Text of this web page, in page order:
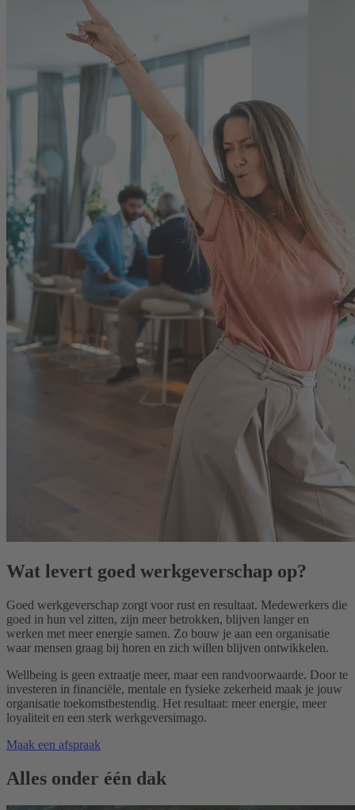
Wat levert goed werkgeverschap op?
Goed werkgeverschap zorgt voor rust en resultaat. Medewerkers die
goed in hun vel zitten, zijn meer betrokken, blijven langer en
werken met meer energie samen. Zo bouw je aan een organisatie
waar mensen graag bij horen en zich willen blijven ontwikkelen.
Wellbeing is geen extraatje meer, maar een randvoorwaarde. Door te
investeren in financiële, mentale en fysieke zekerheid maak je jouw
organisatie toekomstbestendig. Het resultaat: meer energie, meer
loyaliteit en een sterk werkgeversimago.
Maak een afspraak
Alles onder één dak